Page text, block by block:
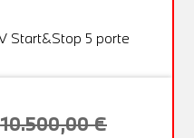
Start&Stop 5 porte
10.500,00 €